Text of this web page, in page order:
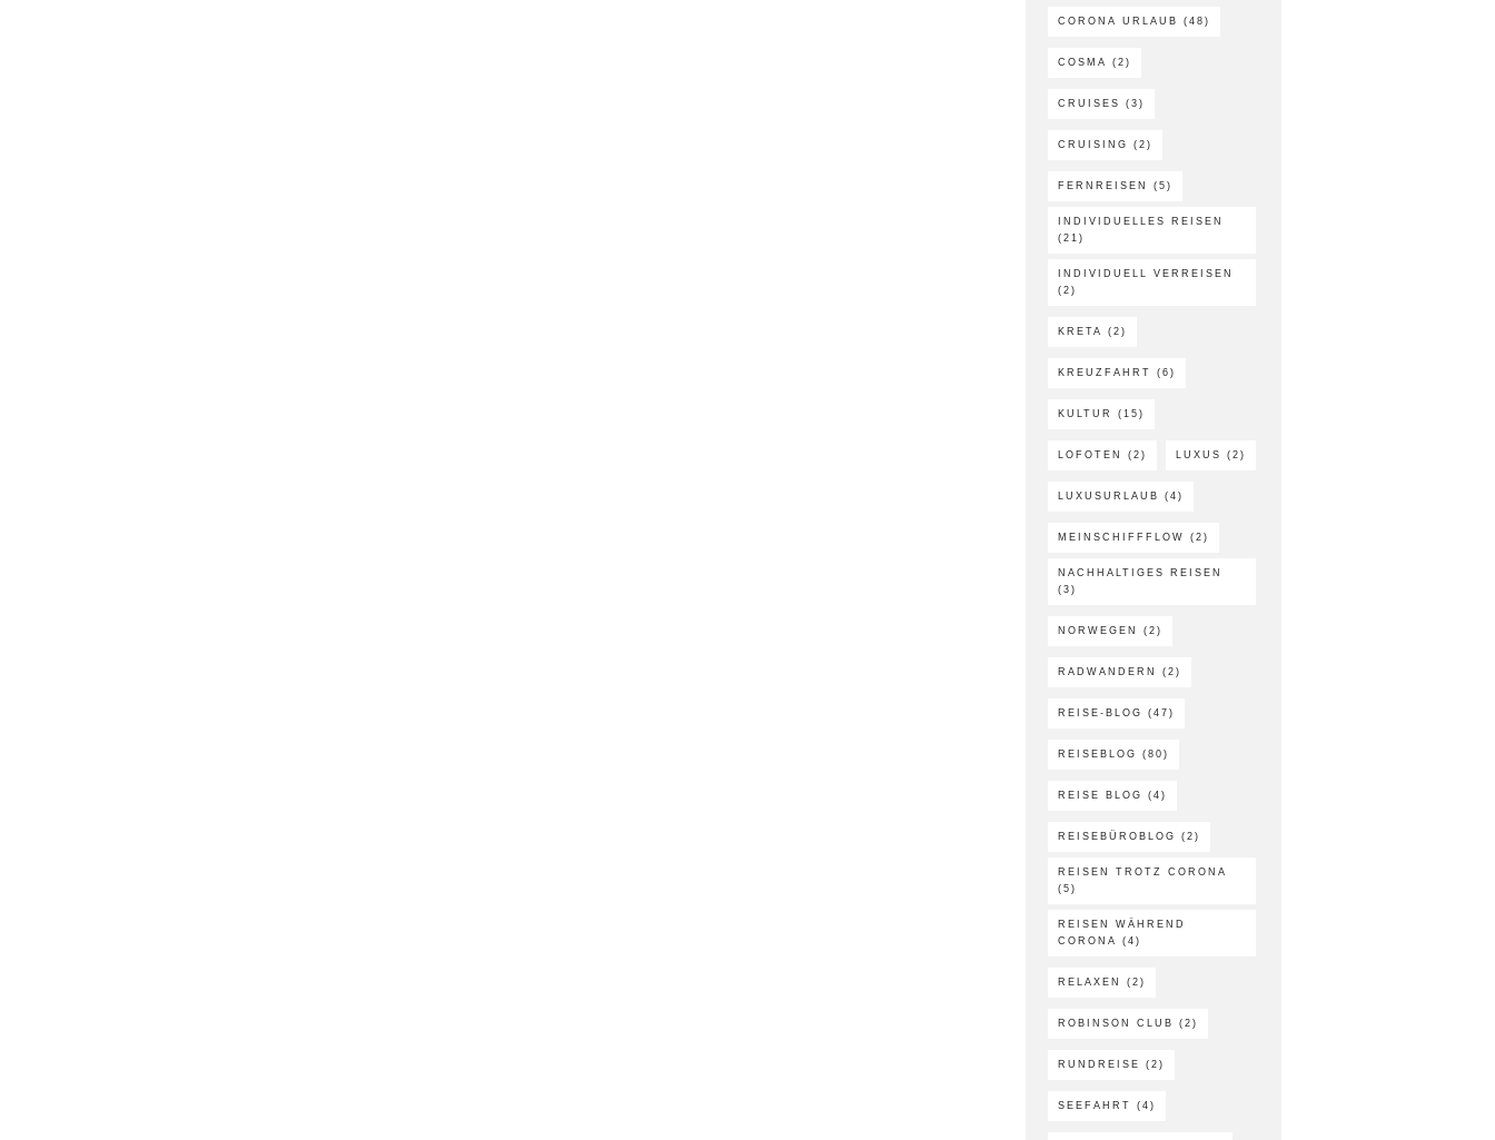
CORONA URLAUB (48)
COSMA (2)
CRUISES (3)
CRUISING (2)
FERNREISEN (5)
INDIVIDUELLES REISEN
(21)
INDIVIDUELL VERREISEN
(2)
KRETA (2)
KREUZFAHRT (6)
KULTUR (15)
LOFOTEN (2) LUXUS (2)
LUXUSURLAUB (4)
MEINSCHIFFFLOW (2)
NACHHALTIGES REISEN
(3)
NORWEGEN (2)
RADWANDERN (2)
REISE-BLOG (47)
REISEBLOG (80)
REISE BLOG (4)
REISEBÜROBLOG (2)
REISEN TROTZ CORONA
(5)
REISEN WÄHREND
CORONA
(4)
RELAXEN (2)
ROBINSON CLUB (2)
RUNDREISE (2)
SEEFAHRT (4)